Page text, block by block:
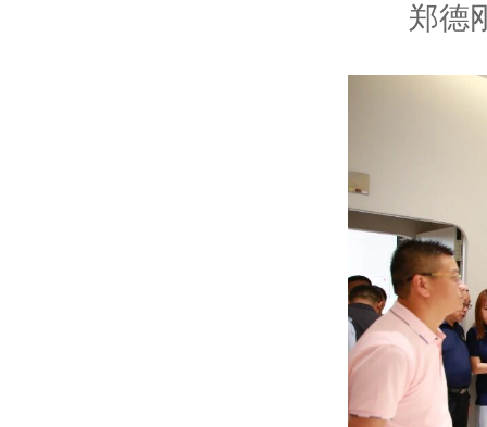
郑德刚